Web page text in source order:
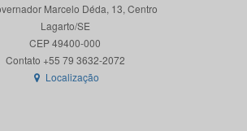
Marcelo Déda, 13, Centro
Lagarto/SE
CEP 49400-000
Localização